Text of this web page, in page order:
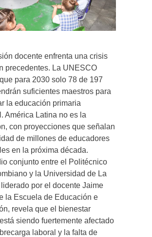
docente enfrenta una crisis
precedentes. La UNESCO
para 2030 solo 78 de 197
suficientes maestros para
la educación primaria
América Latina no es la
con proyecciones que señalan
de millones de educadores
en la próxima década.
conjunto entre el Politécnico
y la Universidad de La
por el docente Jaime
la Escuela de Educación e
revela que el bienestar
siendo fuertemente afectado
laboral y la falta de